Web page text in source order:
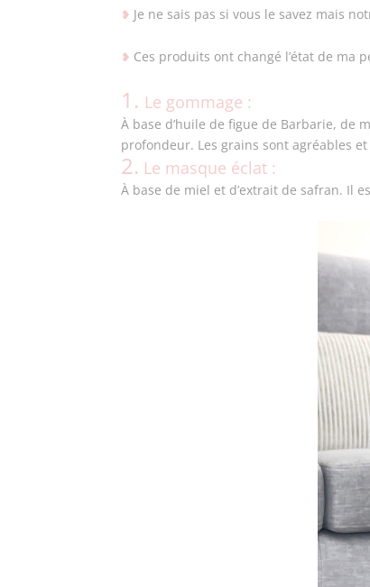
❥ Je ne sais pas si vous le savez mais
❥ Ces produits ont changé l’état de
1. Le gommage :
À base d’huile de figue de Barbarie,
profondeur. Les grains sont agréables
2. Le masque éclat :
À base de miel et d’extrait de safran. Il